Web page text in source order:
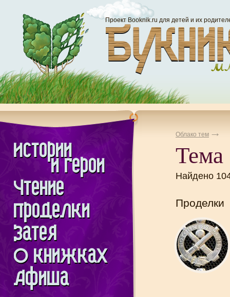
Проект Booknik.ru для детей и их
Облако тем
Тема
Найдено
Проделки